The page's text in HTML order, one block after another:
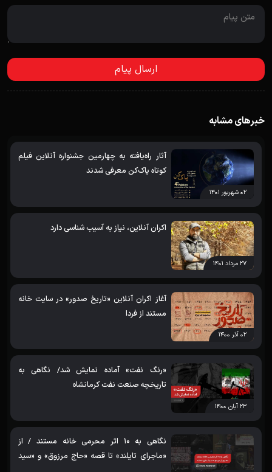
خبرهای مشابه
۰۲ شهریور ۱۴۰۱
آثار راه‌یافته به چهارمین جشنواره آنلاین فیلم‌
کوتاه پاک‌کن معرفی شدند
۲۷ مرداد ۱۴۰۱
اکران آنلاین، نیاز به آسیب شناسی دارد
۰۲ آذر ۱۴۰۰
آغاز اکران آنلاین «تاریخ صدور» در سایت خانه
مستند از فردا
۲۳ آبان ۱۴۰۰
«رنگ نفت» آماده نمایش شد/ نگاهی به
تاریخچه صنعت نفت کرمانشاه
نگاهی به 10 اثر محرمی خانه مستند / از
«ماجرای تایلند» تا قصه «حاج مرزوق» و «سید